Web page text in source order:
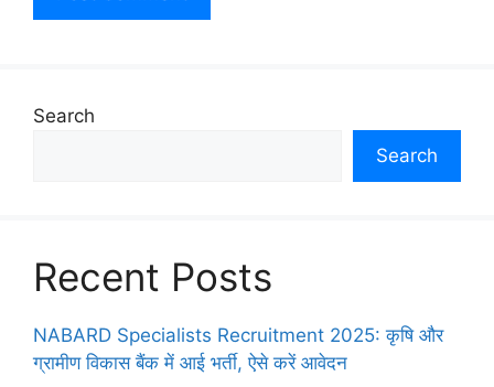
Search
Search
Recent Posts
NABARD Specialists Recruitment 2025: कृषि और
ग्रामीण विकास बैंक में आई भर्ती, ऐसे करें आवेदन